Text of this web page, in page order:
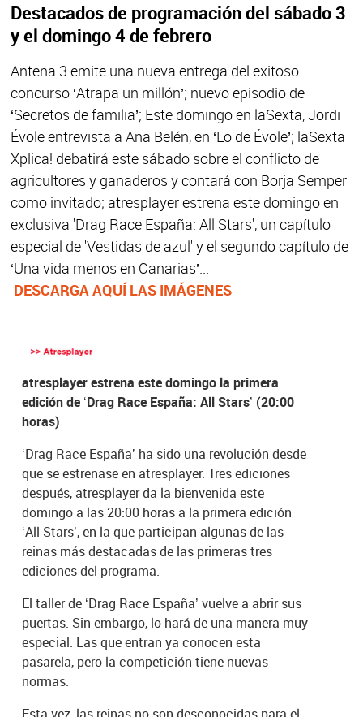
Destacados de programación del sábado 3
y el domingo 4 de febrero
Antena 3 emite una nueva entrega del exitoso
concurso ‘Atrapa un millón’; nuevo episodio de
‘Secretos de familia’; Este domingo en laSexta, Jordi
Évole entrevista a Ana Belén, en ‘Lo de Évole’; laSexta
Xplica! debatirá este sábado sobre el conflicto de
agricultores y ganaderos y contará con Borja Semper
como invitado; atresplayer estrena este domingo en
exclusiva 'Drag Race España: All Stars', un capítulo
especial de 'Vestidas de azul' y el segundo capítulo de
‘Una vida menos en Canarias’...
DESCARGA AQUÍ LAS IMÁGENES
atresplayer estrena este domingo la primera
edición de ‘Drag Race España: All Stars’ (20:00
horas)
‘Drag Race España’ ha sido una revolución desde
que se estrenase en atresplayer. Tres ediciones
después, atresplayer da la bienvenida este
domingo a las 20:00 horas a la primera edición
‘All Stars’, en la que participan algunas de las
reinas más destacadas de las primeras tres
ediciones del programa.
El taller de ‘Drag Race España’ vuelve a abrir sus
puertas. Sin embargo, lo hará de una manera muy
especial. Las que entran ya conocen esta
pasarela, pero la competición tiene nuevas
normas.